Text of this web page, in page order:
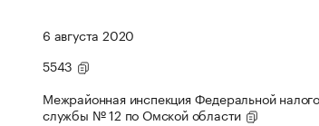
6 августа 2020
5543
Межрайонная инспекция Федеральной
службы № 12 по Омской области